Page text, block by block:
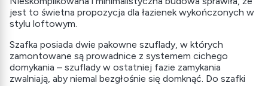
jest to świetna propozycja dla łazienek wykończonych w
stylu loftowym.
Szafka posiada dwie pakowne szuflady, w których
zamontowane są prowadnice z systemem cichego
domykania – szuflady w ostatniej fazie zamykania
zwalniają, aby niemal bezgłośnie się domknąć. Do szafki